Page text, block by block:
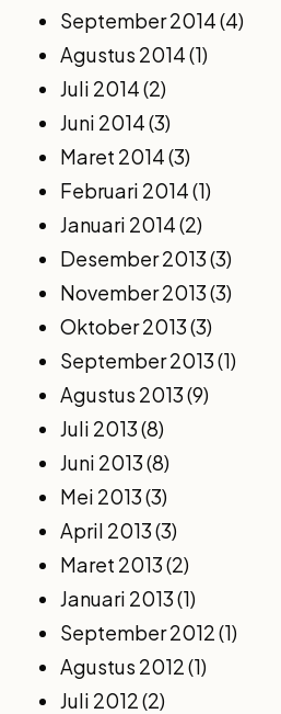
September 2014(4)
Agustus 2014(1)
Juli 2014(2)
Juni 2014(3)
Maret 2014(3)
Februari 2014(1)
Januari 2014(2)
Desember 2013(3)
November 2013(3)
Oktober 2013(3)
September 2013(1)
Agustus 2013(9)
Juli 2013(8)
Juni 2013(8)
Mei 2013(3)
April 2013(3)
Maret 2013(2)
Januari 2013(1)
September 2012 (1)
Agustus 2012 (1)
Juli 2012 (2)